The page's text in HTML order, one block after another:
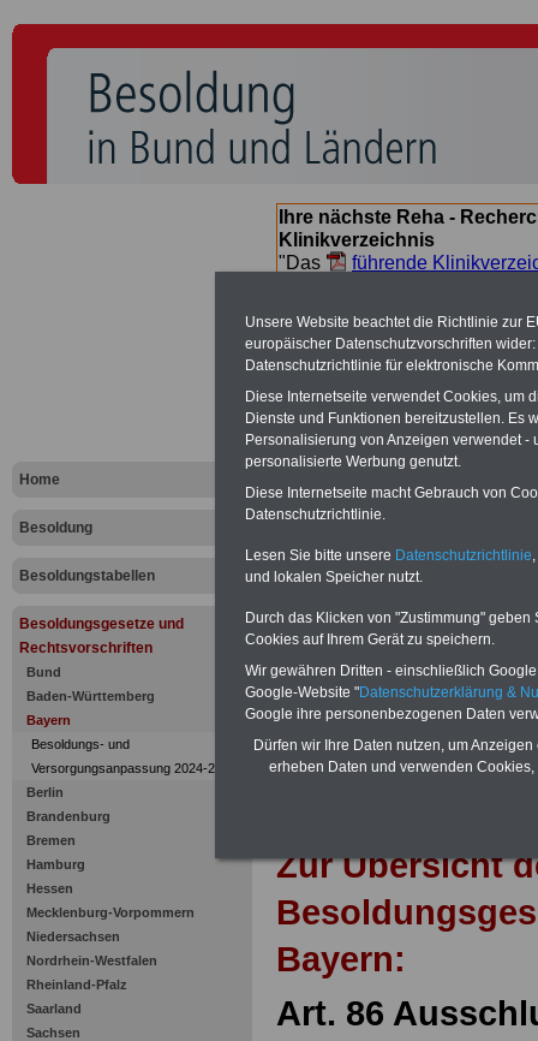
Home
Besoldung
Besoldungstabellen
Besoldungsgesetze und
Rechtsvorschriften
Bund
Baden-Württemberg
Bayern
Besoldungs- und
Versorgungsanpassung 2024-2025
Berlin
Brandenburg
Bremen
Hamburg
Hessen
Mecklenburg-Vorpommern
Niedersachsen
Nordrhein-Westfalen
Rheinland-Pfalz
Saarland
Sachsen
Ihre nächste Reha -
Klinikverzeichnis
"Das
führende
suchen. Beamtinnen und
Angebote nach
Landes
Zur Übersicht
Bayern:
Art. 86
Unsere Website beachtet die Richtlinie zur
europäischer Datenschutzvorschriften
Datenschutzrichtlinie für elektronische
Diese Internetseite verwendet Cookies, um
Dienste und Funktionen bereitzustellen. Es
Personalisierung von Anzeigen verwendet
personalisierte Werbung genutzt.
Diese Internetseite macht Gebrauch von
Datenschutzrichtlinie.
Lesen Sie bitte unsere Datenschutzrichtlinie
und lokalen Speicher nutzt.
Durch das Klicken von "Zustimmung"
Cookies auf Ihrem Gerät zu speichern.
Wir gewähren Dritten - einschließlich
Google-Website "Datenschutzerklärung &
Google ihre personenbezogenen Daten
Dürfen wir Ihre Daten nutzen, um
erheben Daten und verwenden